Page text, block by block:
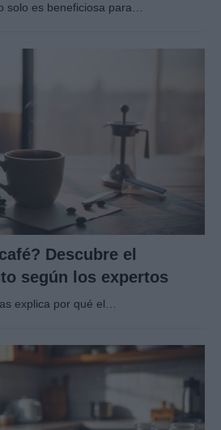
solo es beneficiosa para…
Descubre el
según los expertos
explica por qué el…